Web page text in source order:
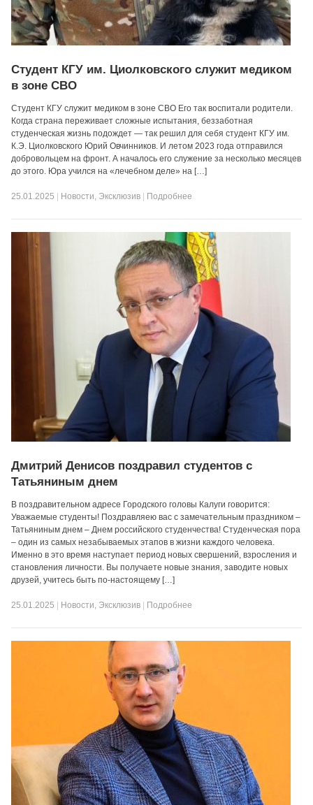
Студент КГУ им. Циолковского служит медиком
в зоне СВО
Студент КГУ служит медиком в зоне СВО Его так воспитали родители.
Когда страна переживает сложные испытания, беззаботная
студенческая жизнь подождет — так решил для себя студент КГУ им.
К.Э. Циолковского Юрий Овчинников. И летом 2023 года отправился
добровольцем на фронт. А началось его служение за несколько месяцев
до этого. Юра учился на «лечебном деле» на […]
25.01.2025 Новости, Эксклюзив Подробнее
Дмитрий Денисов поздравил студентов с
Татьяниным днем
В поздравительном адресе Городского головы Калуги говорится:
Уважаемые студенты! Поздравляею вас с замечательным праздником –
Татьяниным днем – Днем российского студенчества! Студенческая пора
– один из самых незабываемых этапов в жизни каждого человека.
Именно в это время наступает период новых свершений, взросления и
становления личности. Вы получаете новые знания, заводите новых
друзей, учитесь быть по-настоящему […]
25.01.2025 Новости, Эксклюзив Подробнее